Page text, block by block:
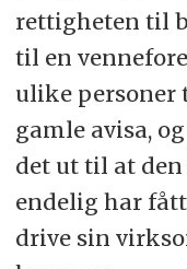
rettigheten til
til en
ulike personer
gamle avisa,
det ut til at
endelig har
drive sin